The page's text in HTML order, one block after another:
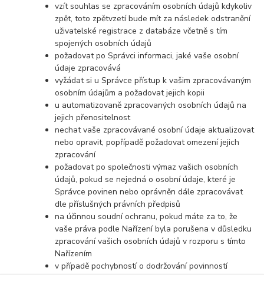
vzít souhlas se zpracováním osobních údajů kdykoliv
zpět, toto zpětvzetí bude mít za následek odstranění
uživatelské registrace z databáze včetně s tím
spojených osobních údajů
požadovat po Správci informaci, jaké vaše osobní
údaje zpracovává
vyžádat si u Správce přístup k vašim zpracovávaným
osobním údajům a požadovat jejich kopii
u automatizovaně zpracovaných osobních údajů na
jejich přenositelnost
nechat vaše zpracovávané osobní údaje aktualizovat
nebo opravit, popřípadě požadovat omezení jejich
zpracování
požadovat po společnosti výmaz vašich osobních
údajů, pokud se nejedná o osobní údaje, které je
Správce povinen nebo oprávněn dále zpracovávat
dle příslušných právních předpisů
na účinnou soudní ochranu, pokud máte za to, že
vaše práva podle Nařízení byla porušena v důsledku
zpracování vašich osobních údajů v rozporu s tímto
Nařízením
v případě pochybností o dodržování povinností